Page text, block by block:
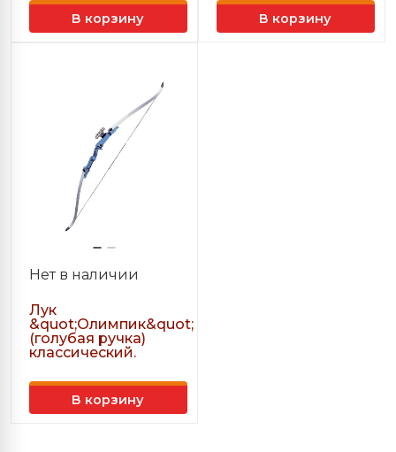
В корзину В корзину
Нет в наличии
Лук
&quot;Олимпик&quot;
(голубая ручка)
классический.
В корзину